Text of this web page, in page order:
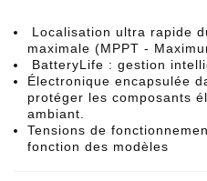
Localisation ultra rapide
maximale (MPPT -
BatteryLife : gestion
Électronique encapsulée
protéger les composants
ambiant.
Tensions de
fonction des modèles